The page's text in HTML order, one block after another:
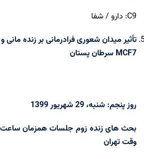
C9: دارو / شفا
تأثیر میدان شعوری فرادرمانی بر زنده
MCF7 سرطان پستان
روز پنجم: شنبه، 29 شهریور 1399
وقت تهران